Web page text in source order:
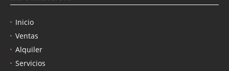
Inicio
Ventas
Alquiler
Servicios